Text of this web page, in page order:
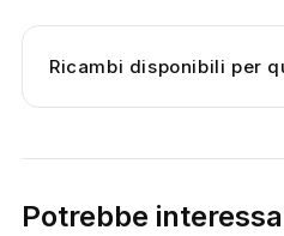
Ricambi disponibili per
Potrebbe